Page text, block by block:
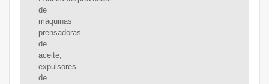
de
máquinas
prensadoras
de
aceite,
expulsores
de